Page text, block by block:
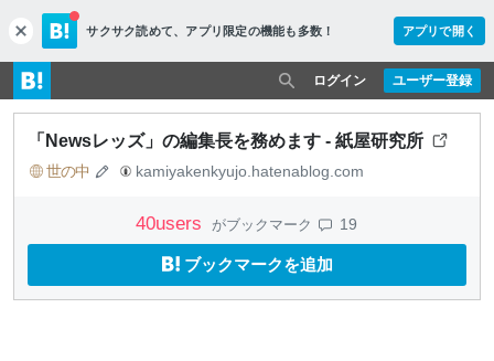
c
l
o
s
e
サクサク読めて、 アプリ限定の機能も多数！ アプリで開く
ユーザー登録
ログイン
「Newsレッズ」の編集長を務めます - 紙屋研究所
世の中 kamiyakenkyujo.hatenablog.com
40users がブックマーク 19
ブックマークを追加